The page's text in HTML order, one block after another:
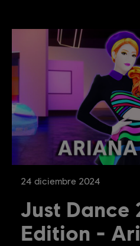
24 diciembre 2024
Just Dance
Edition -